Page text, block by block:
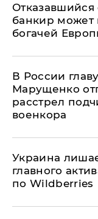
Отказавшийся
банкир может
богачей
В России
Марущенко
расстрел
военкора
​Украина
главного
по Wildberries